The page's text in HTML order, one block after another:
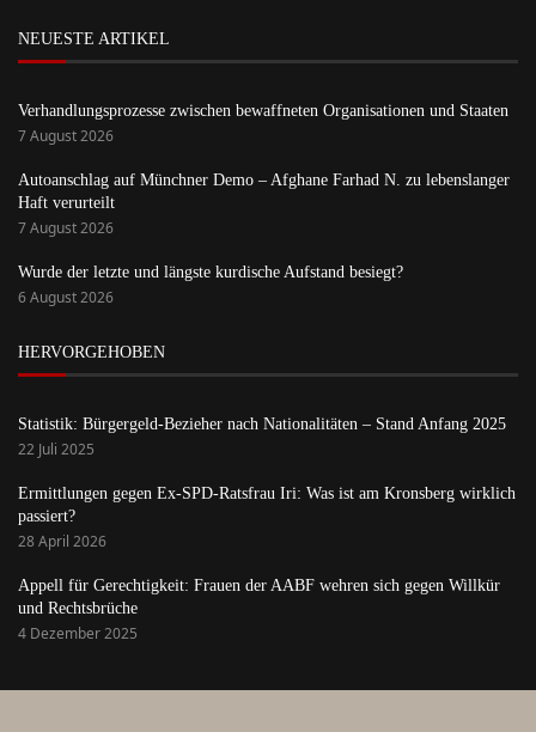
NEUESTE ARTIKEL
Verhandlungsprozesse zwischen bewaffneten Organisationen und Staaten
7 August 2026
Autoanschlag auf Münchner Demo – Afghane Farhad N. zu lebenslanger
Haft verurteilt
7 August 2026
Wurde der letzte und längste kurdische Aufstand besiegt?
6 August 2026
HERVORGEHOBEN
Statistik: Bürgergeld-Bezieher nach Nationalitäten – Stand Anfang 2025
22 Juli 2025
Ermittlungen gegen Ex-SPD-Ratsfrau Iri: Was ist am Kronsberg wirklich
passiert?
28 April 2026
Appell für Gerechtigkeit: Frauen der AABF wehren sich gegen Willkür
und Rechtsbrüche
4 Dezember 2025